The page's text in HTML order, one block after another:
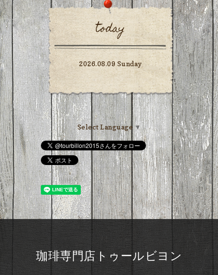
today
2026.08.09 Sunday
Select Language▼
珈琲専門店トゥールビヨン